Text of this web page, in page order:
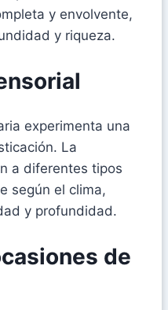
y envolvente,
y riqueza.
experimenta una
La
a diferentes tipos
según el clima,
y profundidad.
de